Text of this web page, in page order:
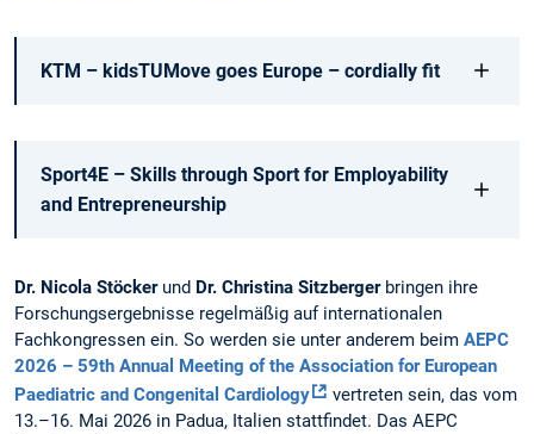
KTM – kidsTUMove goes Europe – cordially fit
Sport4E – Skills through Sport for Employability
and Entrepreneurship
Dr. Nicola Stöckerund Dr. Christina Sitzbergerbringen ihre
Forschungsergebnisse regelmäßig auf internationalen
Fachkongressen ein. So werden sie unter anderem beim AEPC
2026 – 59th Annual Meeting of the Association for European
Paediatric and Congenital Cardiology
vertreten sein, das vom
13.–16. Mai 2026 in Padua, Italien stattfindet. Das AEPC